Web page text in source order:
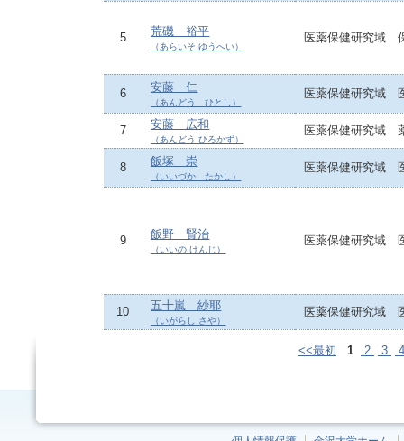
5 荒磯 裕平
（あらいそ ゆうへい）
医薬保健研究域
6 安藤 仁
（あんどう ひとし）
医薬保健研究域
7 安藤 広和
（あんどう ひろかず）
医薬保健研究域
8 飯塚 崇
（いいづか たかし）
医薬保健研究域
9 飯野 賢治
（いいの けんじ）
医薬保健研究域
10 五十嵐 紗耶
（いがらし さや）
医薬保健研究域
<<最初 1 2 3